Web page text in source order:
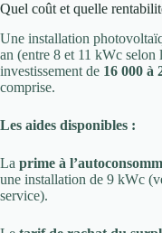
Quel coût et quelle
Une installation
an (entre 8 et 11 kWc selon
investissement de 16 000 à
comprise.
Les aides disponibles :
La prime à
une installation de 9 kWc
service).